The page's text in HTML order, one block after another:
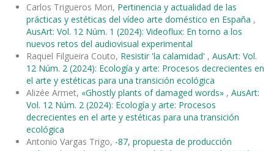
Carlos Trigueros Mori, Pertinencia y actualidad de las
prácticas y estéticas del vídeo arte doméstico en España ,
AusArt: Vol. 12 Núm. 1 (2024): Videoflux: En torno a los
nuevos retos del audiovisual experimental
Raquel Filgueira Couto, Resistir 'la calamidad' , AusArt: Vol.
12 Núm. 2 (2024): Ecología y arte: Procesos decrecientes en
el arte y estéticas para una transición ecológica
Alizée Armet, «Ghostly plants of damaged words» , AusArt:
Vol. 12 Núm. 2 (2024): Ecología y arte: Procesos
decrecientes en el arte y estéticas para una transición
ecológica
Antonio Vargas Trigo, -87, propuesta de producción